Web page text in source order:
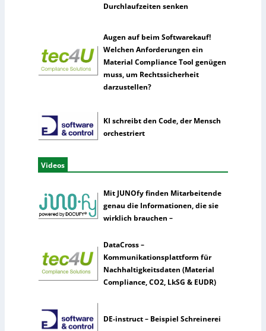
Durchlaufzeiten senken
Augen auf beim Softwarekauf!
Welchen Anforderungen ein
Material Compliance Tool genügen
muss, um Rechtssicherheit
darzustellen?
KI schreibt den Code, der Mensch
orchestriert
Videos
Mit JUNOfy finden Mitarbeitende
genau die Informationen, die sie
wirklich brauchen –
DataCross –
Kommunikationsplattform für
Nachhaltigkeitsdaten (Material
Compliance, CO2, LkSG & EUDR)
DE-instruct – Beispiel Schreinerei